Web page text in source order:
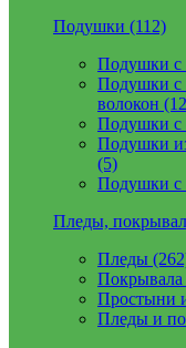
Подушки (112)
Подушки с
Подушки с
волокон
Подушки с
Подушки
(5)
Подушки с
Пледы,
Пледы
Покрывала
Простыни
Пледы и